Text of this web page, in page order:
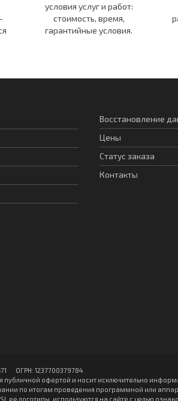
условия услуг и работ:
стоимость, время,
гарантийные условия.
Восстановление
Цены
Статус заказа
Контакты
ОГPН: 1237700379784
публичной офертой и носит исключительно
по итогам проведения программной или
ее логотипы, используются на сайте с целью